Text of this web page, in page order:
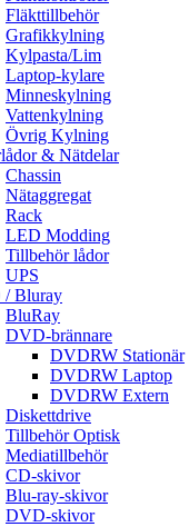
Fläkttillbehör
Grafikkylning
Kylpasta/Lim
Laptop-kylare
Minneskylning
Vattenkylning
Övrig Kylning
& Nätdelar
Chassin
Nätaggregat
Rack
LED Modding
Tillbehör lådor
UPS
Bluray
BluRay
DVD-brännare
DVDRW Stationär
DVDRW Laptop
DVDRW Extern
Diskettdrive
Tillbehör Optisk
Mediatillbehör
CD-skivor
Blu-ray-skivor
DVD-skivor